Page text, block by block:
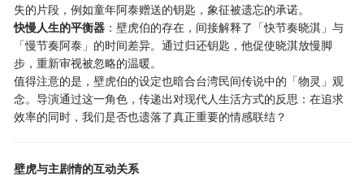
失的片段，例如童年阿泰赠送的钥匙，象征被遗忘的承诺。
快慢人生的平衡器 ：壁虎伯的存在，间接解释了「快节奏晓淇」与
「慢节奏阿泰」的时间差异。通过归还钥匙，他促使晓淇放慢脚
步，重新审视被忽略的温暖。
值得注意的是，壁虎伯的设定也暗合台湾民间传说中的「物灵」观
念。导演通过这一角色，传递出对现代人生活方式的反思：在追求
效率的同时，我们是否也遗落了真正重要的情感联结？
壁虎与主剧情的互动关系